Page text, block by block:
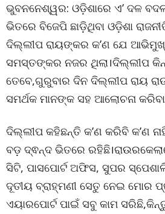
ଭୁବନନେଶ୍ୱର: ଓଡ଼ିଶାରେ ଏ’ ଦଳ
ଭିତରେ ବିଜେପି ଛାଡ଼ିଥିବା ଓଡ଼ିଶା
ଦିଲ୍ଲୀପ ରାୟଙ୍କର କ’ଣ ଯେ
ସମସ୍ତଙ୍କର ନଜର ଥିଲା।ଦିଲ୍ଲୀପ
ତେବେ,ଗୁରୁବାର ଦିନ ଦିଲ୍ଲୀପ ରାୟ
ସମର୍ଥକ ମାନଙ୍କ ସହ ଆଲୋଚନା
ଦିଲ୍ଲୀପ କହିଛନ୍ତି କ’ଣ କରିବି କ’ଣ
ବଡ଼ ଦ୍ଵନ୍ଦ ଭିତରେ
ସିଟି, ପାସପୋର୍ଟ ଅଫିସ, ସୁପର
ଦୂତୀୟ ବ୍ରାହ୍ମଣୀ ସେତୁ ନେଇ ମୋର
ଏୟାରପୋର୍ଟ ପାଇଁ ସବୁ କାମ